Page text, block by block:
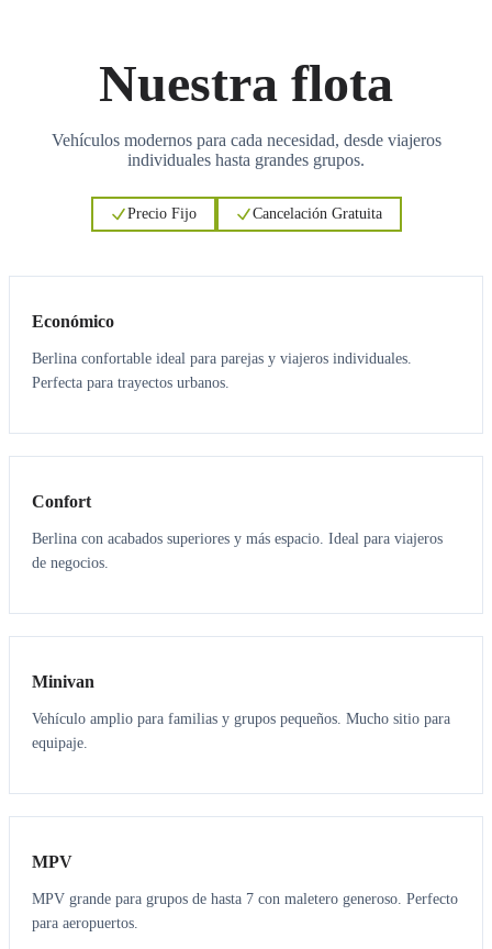
Nuestra flota
Vehículos modernos para cada necesidad, desde viajeros
individuales hasta grandes grupos.
Precio Fijo Cancelación Gratuita
Económico
Berlina confortable ideal para parejas y viajeros individuales.
Perfecta para trayectos urbanos.
3 3
Confort
Berlina con acabados superiores y más espacio. Ideal para viajeros
de negocios.
6 5
Minivan
Vehículo amplio para familias y grupos pequeños. Mucho sitio para
equipaje.
7 7
MPV
MPV grande para grupos de hasta 7 con maletero generoso. Perfecto
para aeropuertos.